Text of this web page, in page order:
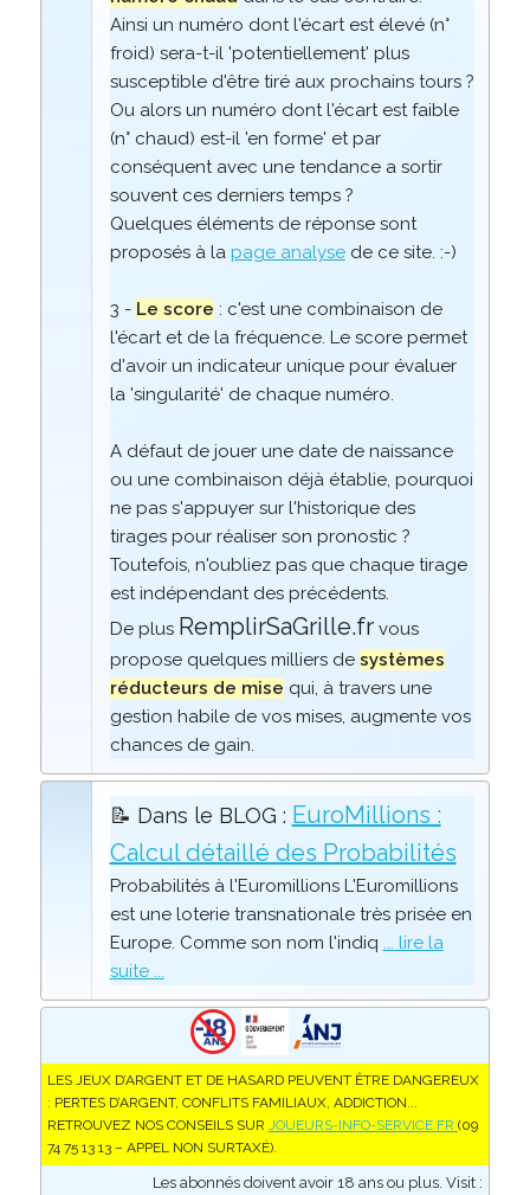
Ainsi un numéro dont l'écart est élevé (n°
froid) sera-t-il 'potentiellement' plus
susceptible d'être tiré aux prochains tours ?
Ou alors un numéro dont l'écart est faible
(n° chaud) est-il 'en forme' et par
conséquent avec une tendance a sortir
souvent ces derniers temps ?
Quelques éléments de réponse sont
proposés à la page analysede ce site. :-)
3 - Le score : c'est une combinaison de
l'écart et de la fréquence. Le score permet
d'avoir un indicateur unique pour évaluer
la 'singularité' de chaque numéro.
A défaut de jouer une date de naissance
ou une combinaison déjà établie, pourquoi
ne pas s'appuyer sur l'historique des
tirages pour réaliser son pronostic ?
Toutefois, n'oubliez pas que chaque tirage
est indépendant des précédents.
De plus RemplirSaGrille.frvous
propose quelques milliers de systèmes
réducteurs de mise qui, à travers une
gestion habile de vos mises, augmente vos
chances de gain.
📝 Dans le BLOG : EuroMillions :
Calcul détaillé des Probabilités
Probabilités à l'Euromillions L'Euromillions
est une loterie transnationale très prisée en
Europe. Comme son nom l'indiq ... lire la
suite ...
LES JEUX D’ARGENT ET DE HASARD PEUVENT ÊTRE DANGEREUX
: PERTES D’ARGENT, CONFLITS FAMILIAUX, ADDICTION...
RETROUVEZ NOS CONSEILS SUR JOUEURS-INFO-SERVICE.FR (09
74 75 13 13 – APPEL NON SURTAXÉ).
Les abonnés doivent avoir 18 ans ou plus. Visit :